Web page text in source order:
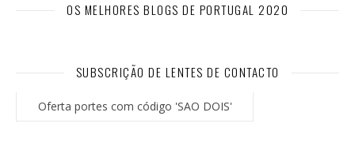
OS MELHORES BLOGS DE PORTUGAL 2020
SUBSCRIÇÃO DE LENTES DE CONTACTO
Oferta portes com código 'SAO DOIS'